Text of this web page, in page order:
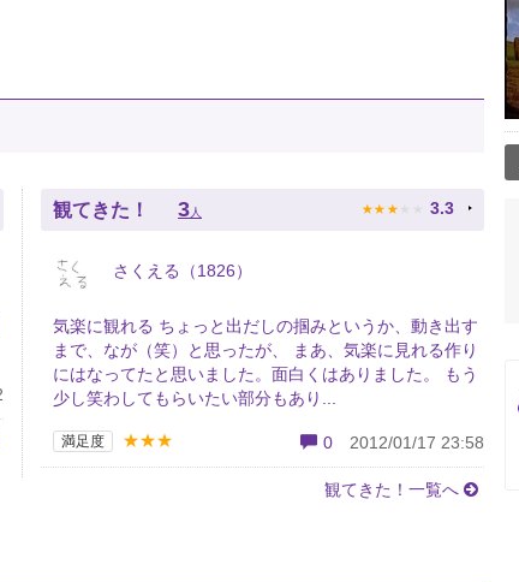
観てきた！ 3 人 ★ ★ ★ ★ ★ 3.3
さくえる（1826）
気楽に観れる ちょっと出だしの掴みというか、動き出す
まで、なが（笑）と思ったが、 まあ、気楽に見れる作り
にはなってたと思いました。面白くはありました。 もう
少し笑わしてもらいたい部分もあり...
満足度 ★★★ 0 2012/01/17 23:58
観てきた！一覧へ